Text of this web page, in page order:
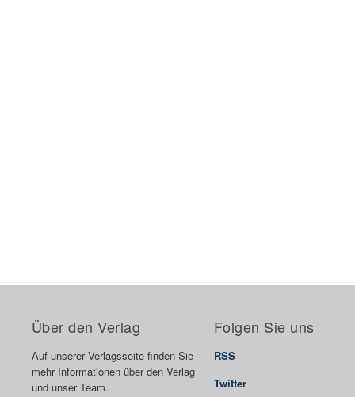
Über den Verlag
Auf unserer Verlagsseite finden Sie
mehr Informationen über den Verlag
und unser Team.
Folgen Sie uns
RSS
Twitter